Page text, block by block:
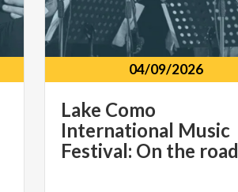
04/09/2026
Lake Como
International Music
Festival: On the road